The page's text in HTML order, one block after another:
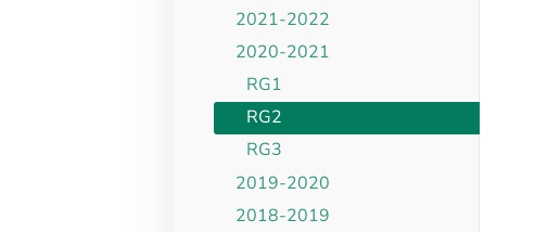
2021-2022
2020-2021
RG1
RG2
RG3
2019-2020
2018-2019